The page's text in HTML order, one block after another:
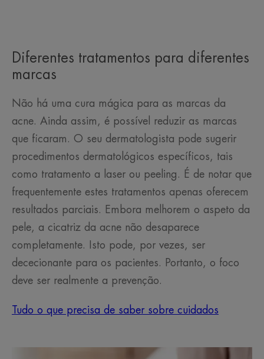
Diferentes tratamentos para diferentes
marcas
Não há uma cura mágica para as marcas da
acne. Ainda assim, é possível reduzir as marcas
que ficaram. O seu dermatologista pode sugerir
procedimentos dermatológicos específicos, tais
como tratamento a laser ou peeling. É de notar que
frequentemente estes tratamentos apenas oferecem
resultados parciais. Embora melhorem o aspeto da
pele, a cicatriz da acne não desaparece
completamente. Isto pode, por vezes, ser
dececionante para os pacientes. Portanto, o foco
deve ser realmente a prevenção.
Tudo o que precisa de saber sobre cuidados